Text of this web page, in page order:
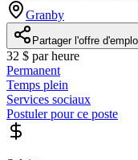
Granby
Partager l'offre
32 $ par heure
Permanent
Temps plein
Services sociaux
Postuler pour ce poste